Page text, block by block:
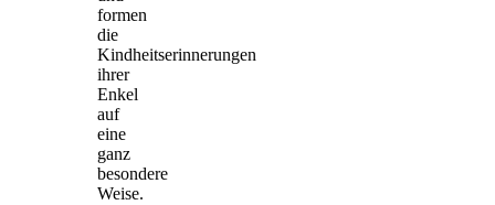
formen
die
Kindheitserinnerungen
ihrer
Enkel
auf
eine
ganz
besondere
Weise.